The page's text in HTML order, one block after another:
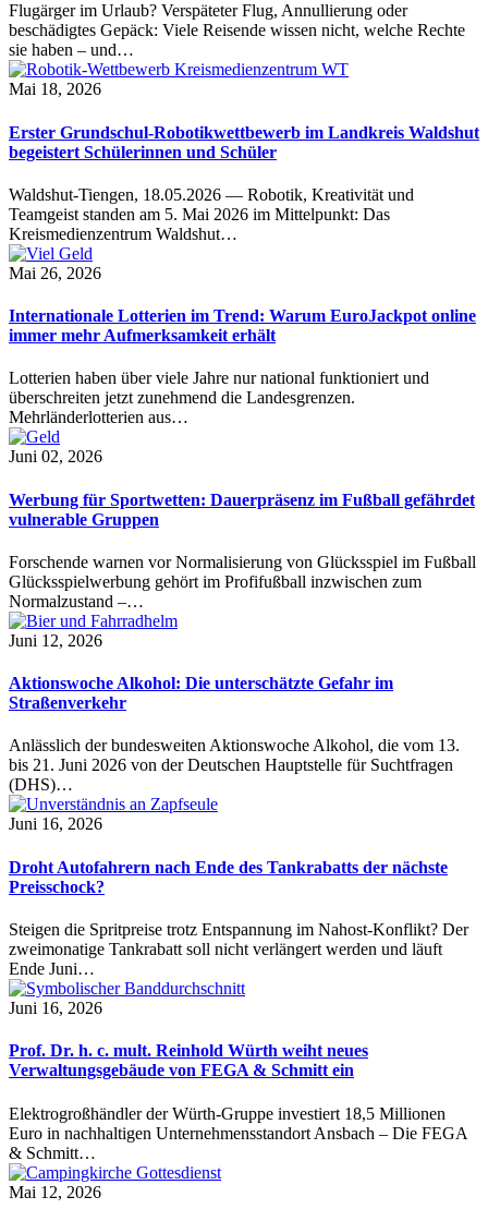
Flugärger im Urlaub? Verspäteter Flug, Annullierung oder
beschädigtes Gepäck: Viele Reisende wissen nicht, welche Rechte
sie haben – und…
Mai 18, 2026
Erster Grundschul-Robotikwettbewerb im Landkreis Waldshut
begeistert Schülerinnen und Schüler
Waldshut-Tiengen, 18.05.2026 — Robotik, Kreativität und
Teamgeist standen am 5. Mai 2026 im Mittelpunkt: Das
Kreismedienzentrum Waldshut…
Mai 26, 2026
Internationale Lotterien im Trend: Warum EuroJackpot online
immer mehr Aufmerksamkeit erhält
Lotterien haben über viele Jahre nur national funktioniert und
überschreiten jetzt zunehmend die Landesgrenzen.
Mehrländerlotterien aus…
Juni 02, 2026
Werbung für Sportwetten: Dauerpräsenz im Fußball gefährdet
vulnerable Gruppen
Forschende warnen vor Normalisierung von Glücksspiel im Fußball
Glücksspielwerbung gehört im Profifußball inzwischen zum
Normalzustand –…
Juni 12, 2026
Aktionswoche Alkohol: Die unterschätzte Gefahr im
Straßenverkehr
Anlässlich der bundesweiten Aktionswoche Alkohol, die vom 13.
bis 21. Juni 2026 von der Deutschen Hauptstelle für Suchtfragen
(DHS)…
Juni 16, 2026
Droht Autofahrern nach Ende des Tankrabatts der nächste
Preisschock?
Steigen die Spritpreise trotz Entspannung im Nahost-Konflikt? Der
zweimonatige Tankrabatt soll nicht verlängert werden und läuft
Ende Juni…
Juni 16, 2026
Prof. Dr. h. c. mult. Reinhold Würth weiht neues
Verwaltungsgebäude von FEGA & Schmitt ein
Elektrogroßhändler der Würth-Gruppe investiert 18,5 Millionen
Euro in nachhaltigen Unternehmensstandort Ansbach – Die FEGA
& Schmitt…
Mai 12, 2026